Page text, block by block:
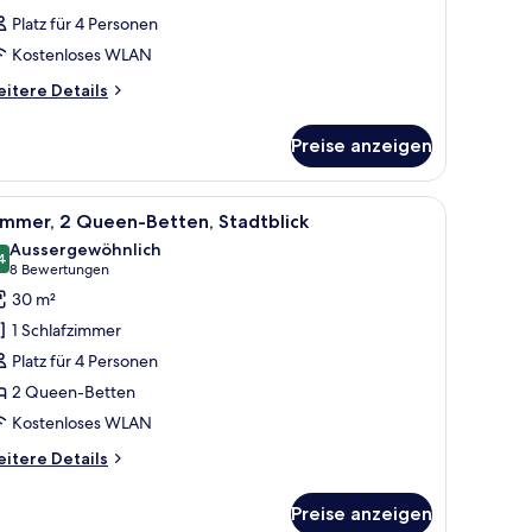
Platz für 4 Personen
Kostenloses WLAN
Details
Preise anzeigen
und einem Schreibtisch mit Lampe.
einem Schreibtisch und einem Stuhl. Ein Fenster bietet Blick auf die Stadt.
Queen-
Ein Hotelzimmer mit einem großen Bett,
9 2 Queen-Betten, Stadtblick
von 10
Aussergewöhnlich
8 Bewertungen
(8
Bewertungen)
30 m²
1 Schlafzimmer
Platz für 4 Personen
2 Queen-Betten
Kostenloses WLAN
Details
Preise anzeigen